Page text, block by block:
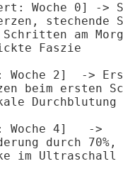
Woche 0] ->
stechende
am
Faszie
Woche 2]  ->
beim ersten
Durchblutung
Woche 4]   ->
durch 70%,
im Ultraschall